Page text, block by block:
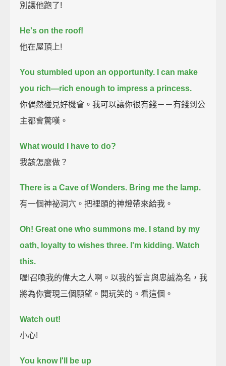
別讓他跑了!
He's on the roof!
他在屋頂上!
You stumbled upon an opportunity.
I can make
you rich—rich enough to impress a princess.
你偶然碰見好機會。我可以讓你很有錢－－有錢到公
主都會驚嘆。
What would I have to do?
我該怎麼做？
There is a Cave of Wonders. Bring me the lamp.
有一個神祕洞穴。把裡頭的神燈帶來給我。
Oh! Great one who summons me.
I stand by my
oath, loyalty to wishes three. I'm kidding. Watch
this.
喔!召喚我的偉大之人啊。以我的誓言與忠誠為名，我
將為你實現三個願望。開玩笑的。看這個。
Watch out!
小心!
You know I'll be up